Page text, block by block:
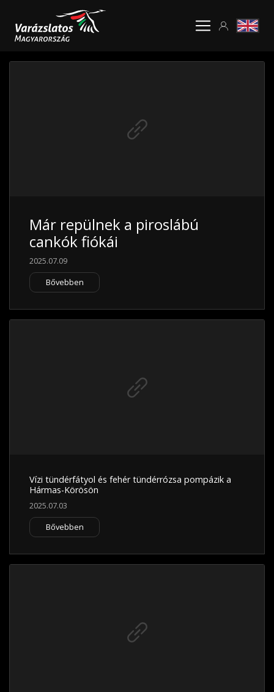
Már repülnek a piroslábú
cankók fiókái
2025.07.09
Bővebben
Vízi tündérfátyol és fehér tündérrózsa pompázik a
Hármas-Körösön
2025.07.03
Bővebben